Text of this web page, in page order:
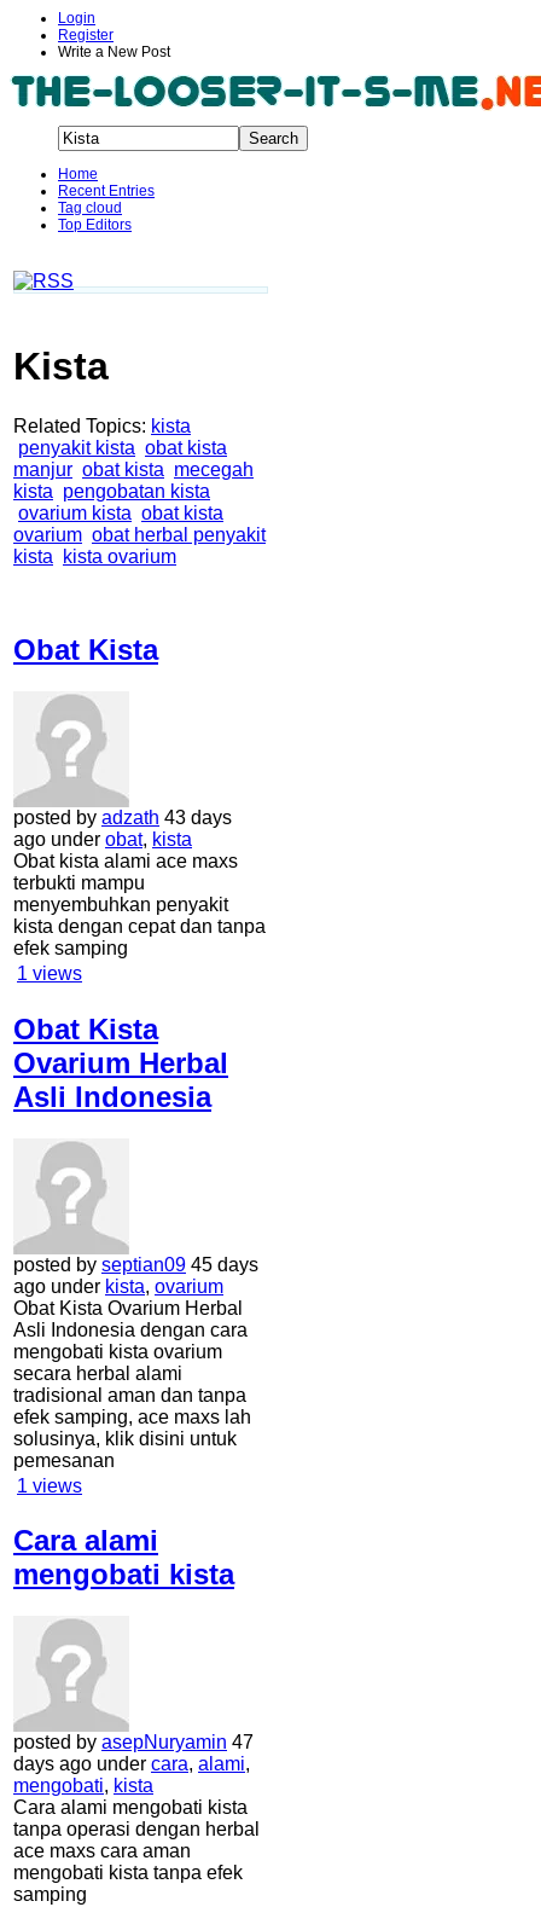
Login
Register
Write a New Post
Home
Recent Entries
Tag cloud
Top Editors
Kista
Related Topics: kista
penyakit kista obat kista
manjur obat kista mecegah
kista pengobatan kista
ovarium kista obat kista
ovarium obat herbal penyakit
kista
kista ovarium
Obat Kista
posted by adzath 43 days
ago under obat, kista
Obat kista alami ace maxs
terbukti mampu
menyembuhkan penyakit
kista dengan cepat dan tanpa
efek samping
1 views
Obat Kista
Ovarium Herbal
Asli Indonesia
posted by septian09 45 days
ago under kista, ovarium
Obat Kista Ovarium Herbal
Asli Indonesia dengan cara
mengobati kista ovarium
secara herbal alami
tradisional aman dan tanpa
efek samping, ace maxs lah
solusinya, klik disini untuk
pemesanan
1 views
Cara alami
mengobati kista
posted by asepNuryamin 47
days ago under cara, alami,
mengobati, kista
Cara alami mengobati kista
tanpa operasi dengan herbal
ace maxs cara aman
mengobati kista tanpa efek
samping